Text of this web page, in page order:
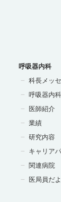
呼吸器内科
科長メッ
呼吸器内
医師紹介
業績
研究内容
キャリア
関連病院
医局員だ